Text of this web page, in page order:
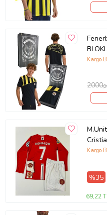
Kargo
2000
Kargo
%35
69,22